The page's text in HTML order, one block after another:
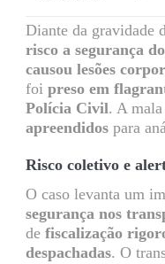
Diante da gravidade
risco a segurança
causou lesões
foi preso em
Polícia Civil. A mala
apreendidospara
Risco coletivo e
O caso levanta um
segurança nos
de fiscalização
despachadas. O